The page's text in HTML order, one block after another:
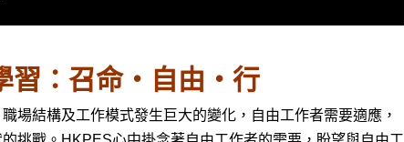
習：召命・自由・行
場結構及工作模式發生巨大的變化，自由工作者需要適應，